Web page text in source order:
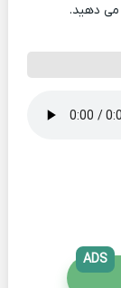
می دهید.
ADS